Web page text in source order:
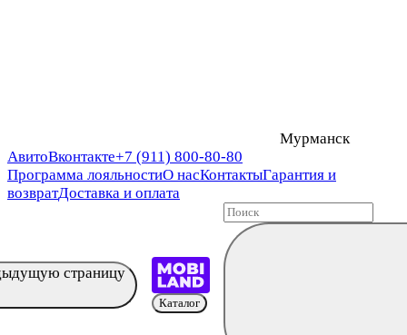
Мурманск
АвитоВконтакте+7 (911) 800-80-80
Программа лояльностиО насКонтактыГарантия и
возвратДоставка и оплата
страницу
Каталог